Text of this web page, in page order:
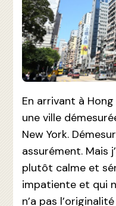
En arrivant à
une ville
New York.
assurément. Mais
plutôt calme et
impatiente et qui
n’a pas